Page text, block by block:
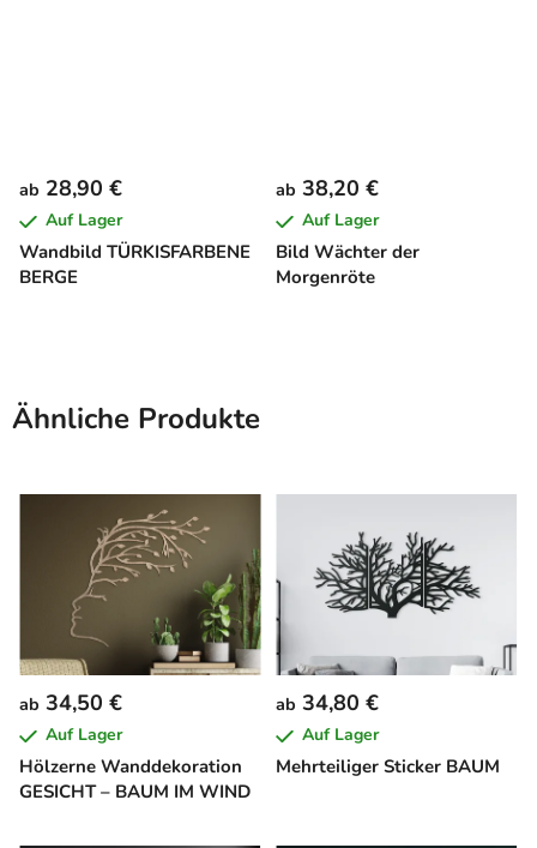
Wandbild TÜRKISFARBENE
BERGE
ab 28,90 €
Auf Lager
Bild Wächter der
Morgenröte
ab 38,20 €
Auf Lager
Ähnliche Produkte
Hölzerne Wanddekoration
GESICHT – BAUM IM WIND
ab 34,50 €
Auf Lager
Mehrteiliger Sticker BAUM
ab 34,80 €
Auf Lager